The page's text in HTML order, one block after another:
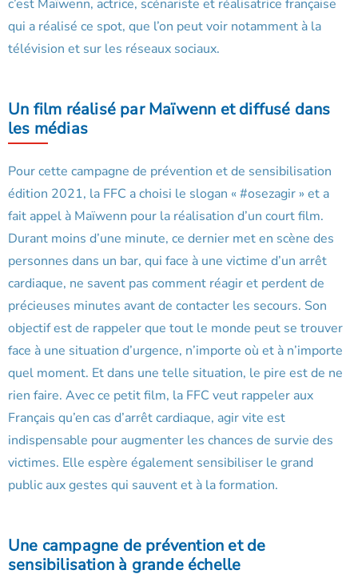
c’est Maïwenn, actrice, scénariste et réalisatrice française
qui a réalisé ce spot, que l’on peut voir notamment à la
télévision et sur les réseaux sociaux.
Un film réalisé par Maïwenn et diffusé dans
les médias
Pour cette campagne de prévention et de sensibilisation
édition 2021, la FFC a choisi le slogan « #osezagir » et a
fait appel à Maïwenn pour la réalisation d’un court film.
Durant moins d’une minute, ce dernier met en scène des
personnes dans un bar, qui face à une victime d’un arrêt
cardiaque, ne savent pas comment réagir et perdent de
précieuses minutes avant de contacter les secours. Son
objectif est de rappeler que tout le monde peut se trouver
face à une situation d’urgence, n’importe où et à n’importe
quel moment. Et dans une telle situation, le pire est de ne
rien faire. Avec ce petit film, la FFC veut rappeler aux
Français qu’en cas d’arrêt cardiaque, agir vite est
indispensable pour augmenter les chances de survie des
victimes. Elle espère également sensibiliser le grand
public aux gestes qui sauvent et à la formation.
Une campagne de prévention et de
sensibilisation à grande échelle